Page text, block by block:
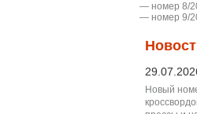
― номер 8/
― номер 9/
Новый